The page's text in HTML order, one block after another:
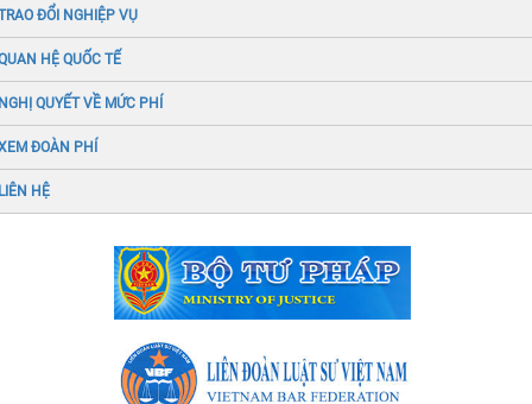
ĐỔI NGHIỆP VỤ
HỆ QUỐC TẾ
QUYẾT VỀ MỨC PHÍ
ĐOÀN PHÍ
HỆ